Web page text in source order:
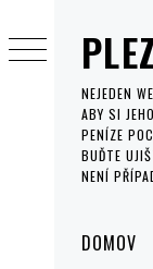
PLEZ
NEJEDEN
ABY SI
PENÍZE
BUĎTE
NENÍ
MenuDOMOV
to
content